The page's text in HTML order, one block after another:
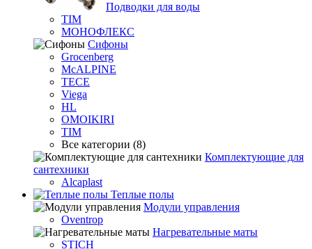
Подводки для воды
TIM
МОНОФЛЕКС
Сифоны
Grocenberg
McALPINE
TECE
Viega
HL
OMOIKIRI
TIM
Все категории (8)
Комплектующие для
сантехники
Alcaplast
Теплые полы
Модули управления
Oventrop
Нагревательные маты
STICH